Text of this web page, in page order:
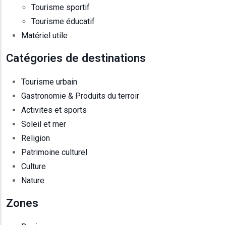
Tourisme sportif
Tourisme éducatif
Matériel utile
Catégories de destinations
Tourisme urbain
Gastronomie & Produits du terroir
Activites et sports
Soleil et mer
Religion
Patrimoine culturel
Culture
Nature
Zones